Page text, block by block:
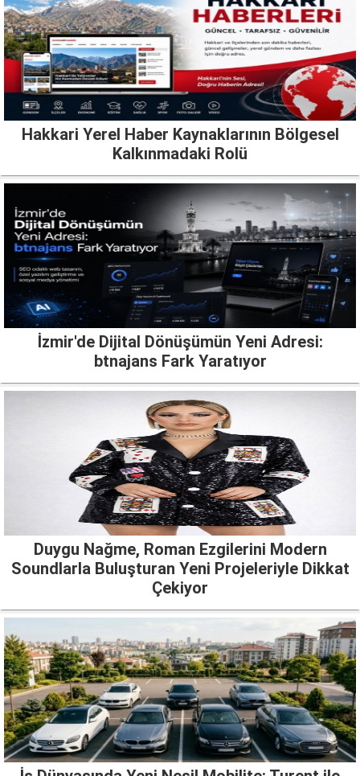
Hakkari Yerel Haber Kaynaklarının Bölgesel
Kalkınmadaki Rolü
İzmir'de Dijital Dönüşümün Yeni Adresi:
btnajans Fark Yaratıyor
Duygu Nağme, Roman Ezgilerini Modern
Soundlarla Buluşturan Yeni Projeleriyle Dikkat
Çekiyor